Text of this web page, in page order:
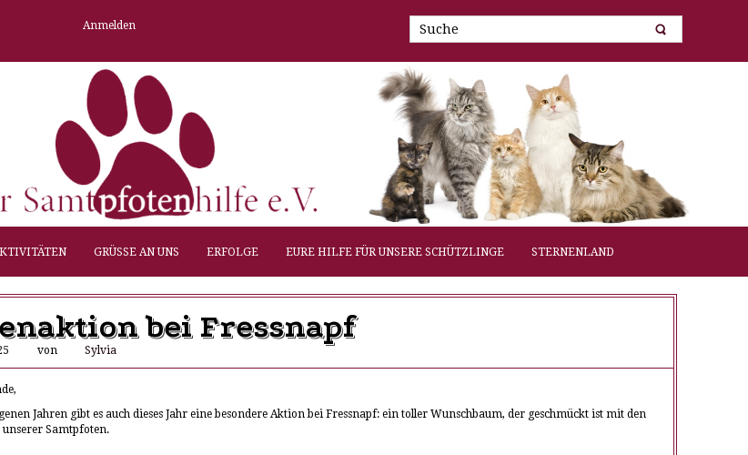
Anmelden
GRÜSSE AN UNS ERFOLGE EURE HILFE FÜR UNSERE SCHÜTZLINGE STERNENLAND
bei Fressnapf
von Sylvia
Jahren gibt es auch dieses Jahr eine besondere Aktion bei Fressnapf: ein toller Wunschbaum, der geschmückt ist mit den
Samtpfoten.